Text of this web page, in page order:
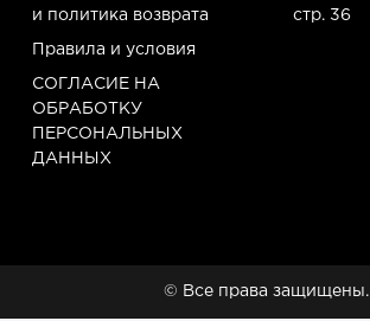
и политика возврата
Правила и условия
СОГЛАСИЕ НА
ОБРАБОТКУ
ПЕРСОНАЛЬНЫХ
ДАННЫХ
стр. 36
© Все права защищены.